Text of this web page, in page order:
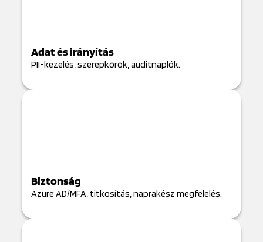
Adat és irányítás
PII-kezelés, szerepkörök, auditnaplók.
Biztonság
Azure AD/MFA, titkosítás, naprakész megfelelés.